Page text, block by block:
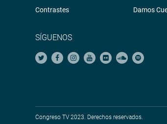
Contrastes
Damos
SÍGUENOS
Congreso TV 2023. Derechos reservados.